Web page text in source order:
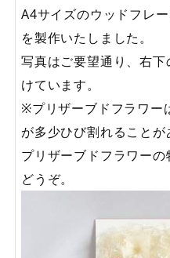
A4サイズのウッドフレ
を製作いたしました。
写真はご要望通り、右
けています。
※プリザーブドフラワー
が多少ひび割れることが
プリザーブドフラワー
どうぞ。